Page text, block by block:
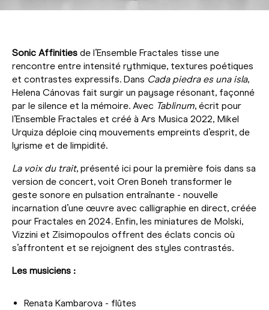
Sonic Affinities de l’Ensemble Fractales tisse une
rencontre entre intensité rythmique, textures poétiques
et contrastes expressifs. Dans Cada piedra es una isla,
Helena Cánovas fait surgir un paysage résonant, façonné
par le silence et la mémoire. Avec Tablinum, écrit pour
l’Ensemble Fractales et créé à Ars Musica 2022, Mikel
Urquiza déploie cinq mouvements empreints d’esprit, de
lyrisme et de limpidité.
La voix du trait, présenté ici pour la première fois dans sa
version de concert, voit Oren Boneh transformer le
geste sonore en pulsation entraînante - nouvelle
incarnation d’une œuvre avec calligraphie en direct, créée
pour Fractales en 2024. Enfin, les miniatures de Molski,
Vizzini et Zisimopoulos offrent des éclats concis où
s’affrontent et se rejoignent des styles contrastés.
Les musiciens :
Renata Kambarova - flûtes